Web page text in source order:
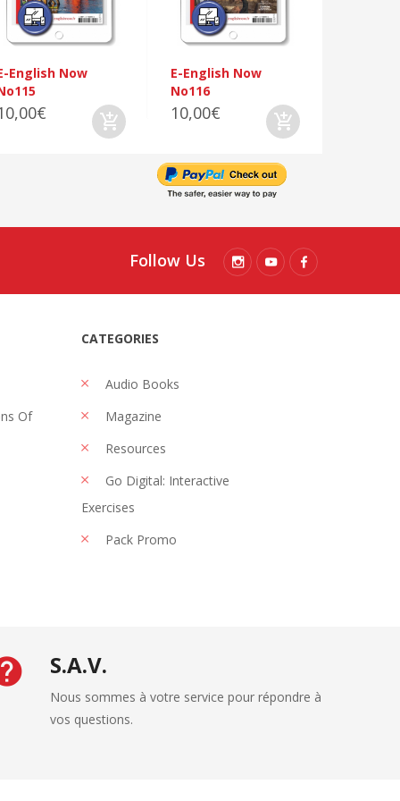
English Now
E-English Now
No116
10,00€
Follow Us
Of
CATEGORIES
Audio Books
Magazine
Resources
Go Digital: Interactive
Exercises
Pack Promo
S.A.V.
Nous sommes à votre service pour répondre à
vos questions.